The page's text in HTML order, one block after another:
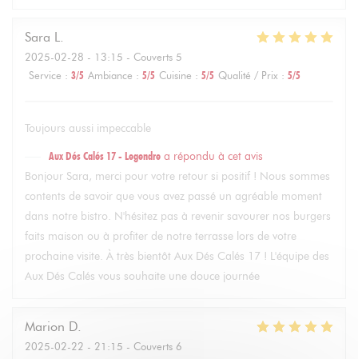
Sara L
2025-02-28 - 13:15 - Couverts 5
Service : 3/5 Ambiance : 5/5 Cuisine : 5/5 Qualité / Prix : 5/5
Toujours aussi impeccable
Aux Dés Calés 17 - Legendre a répondu à cet avis
Bonjour Sara, merci pour votre retour si positif ! Nous sommes
contents de savoir que vous avez passé un agréable moment
dans notre bistro. N'hésitez pas à revenir savourer nos burgers
faits maison ou à profiter de notre terrasse lors de votre
prochaine visite. À très bientôt Aux Dés Calés 17 ! L'équipe des
Aux Dés Calés vous souhaite une douce journée
Marion D
2025-02-22 - 21:15 - Couverts 6